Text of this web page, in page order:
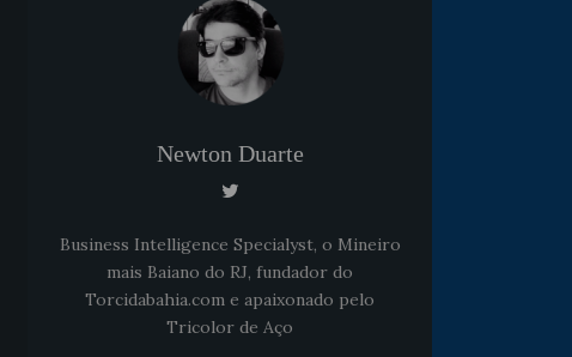
Newton Duarte
Business Intelligence Specialyst, o Mineiro
mais Baiano do RJ, fundador do
Torcidabahia.com e apaixonado pelo
Tricolor de Aço